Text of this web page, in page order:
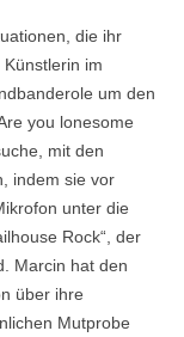
die ihr
im
um den
you lonesome
mit den
indem sie vor
unter die
Rock“, der
Marcin hat den
über ihre
Mutprobe